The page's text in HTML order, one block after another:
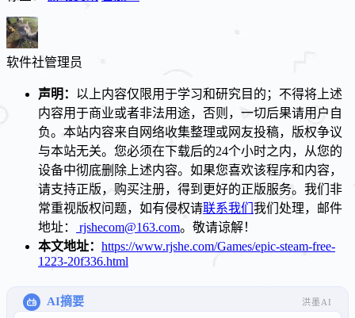
软件社管理员
声明： 以上内容仅限用于学习和研究目的；不得将上述
内容用于商业或者非法用途，否则，一切后果请用户自
负。本站内容来自网络收集整理或网友投稿，版权争议
与本站无关。您必须在下载后的24个小时之内，从您的
设备中彻底删除上述内容。如果您喜欢该程序和内容，
请支持正版，购买注册，得到更好的正版服务。我们非
常重视版权问题，如有侵权请联系我们 我们处理，邮件
地址：
rjshecom@163.com。敬请谅解！
本文地址： https://www.rjshe.com/Games/epic-steam-free-
1223-20f336.html
AI摘要 洪墨AI